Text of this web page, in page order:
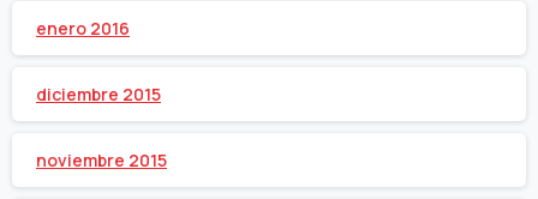
enero 2016
diciembre 2015
noviembre 2015